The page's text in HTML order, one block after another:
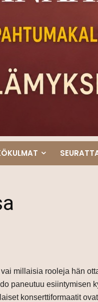
millaisia rooleja hän
paneutuu esiintymisen
konserttiformaatit